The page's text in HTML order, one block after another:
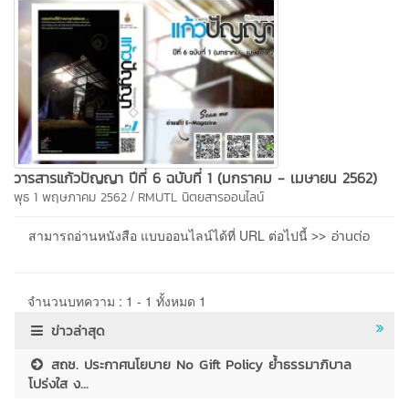
วารสารแก้วปัญญา ปีที่ 6 ฉบับที่ 1 (มกราคม - เมษายน 2562)
พุธ 1 พฤษภาคม 2562 / RMUTL นิตยสารออนไลน์
สามารถอ่านหนังสือ แบบออนไลน์ได้ที่ URL ต่อไปนี้ >> อ่านต่อ
จำนวนบทความ : 1 - 1 ทั้งหมด 1
ข่าวล่าสุด
สถช. ประกาศนโยบาย No Gift Policy ย้ำธรรมาภิบาล
โปร่งใส ง...